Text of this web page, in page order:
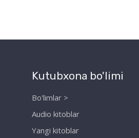
Kutubxona bo'limi
Bo'limlar >
Audio kitoblar
Yangi kitoblar